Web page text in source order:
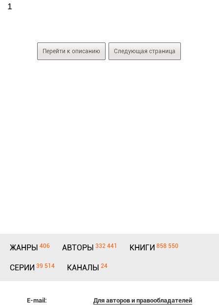
1
Перейти к описанию Следующая страница
ЖАНРЫ 406 АВТОРЫ 332 441 КНИГИ 858 550
СЕРИИ 39 514 КАНАЛЫ 24
E-mail: Для авторов и правообладателей